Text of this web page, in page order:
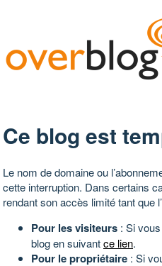
Ce blog est
Le nom de domaine ou
cette interruption. Dans certains
rendant son accès limité tant que
Pour les visiteurs : Si
blog en suivantce lien.
Pour le propriétaire : Si